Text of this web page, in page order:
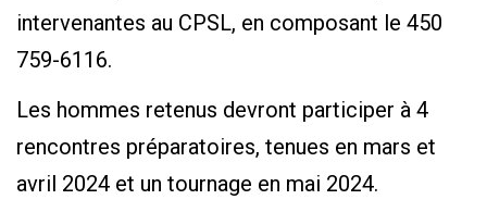
intervenantes au CPSL, en composant le 450
759-6116.
Les hommes retenus devront participer à 4
rencontres préparatoires, tenues en mars et
avril 2024 et un tournage en mai 2024.